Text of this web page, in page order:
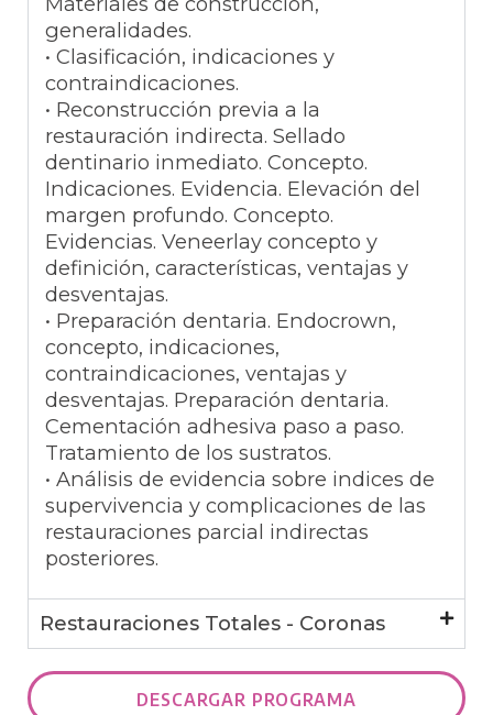
generalidades.
• Clasificación, indicaciones y
contraindicaciones.
• Reconstrucción previa a la
restauración indirecta. Sellado
dentinario inmediato. Concepto.
Indicaciones. Evidencia. Elevación del
margen profundo. Concepto.
Evidencias. Veneerlay concepto y
definición, características, ventajas y
desventajas.
• Preparación dentaria. Endocrown,
concepto, indicaciones,
contraindicaciones, ventajas y
desventajas. Preparación dentaria.
Cementación adhesiva paso a paso.
Tratamiento de los sustratos.
• Análisis de evidencia sobre indices de
supervivencia y complicaciones de las
restauraciones parcial indirectas
posteriores.
Restauraciones Totales - Coronas
DESCARGAR PROGRAMA